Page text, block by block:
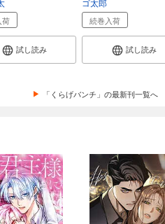
荷
試し読み
ゴ太郎
続巻入荷
試し読み
「くらげバンチ」の最新刊一覧へ